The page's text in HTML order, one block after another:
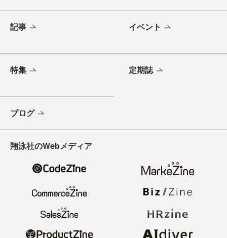
記事 イベント
特集 定期誌
ブログ
翔泳社のWebメディア